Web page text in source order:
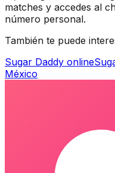
matches y accedes al
número personal.
También te puede
Sugar Daddy online
México